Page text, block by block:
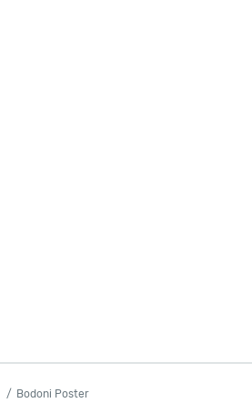
Bodoni Poster